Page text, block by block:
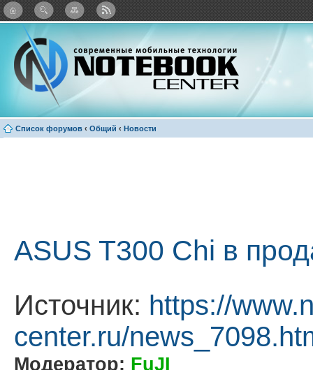
Каталог виджетов
Список форумов ‹ Общий ‹ Новости
ASUS T300 Chi в
Источник: https://
center.ru/
Модератор: FuJI